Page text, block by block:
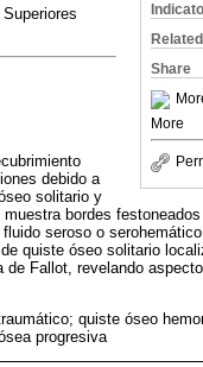
Share
More
debido a
solitario y
bordes
seroso o
quiste óseo solitario
Fallot, revelando
quiste óseo
progresiva